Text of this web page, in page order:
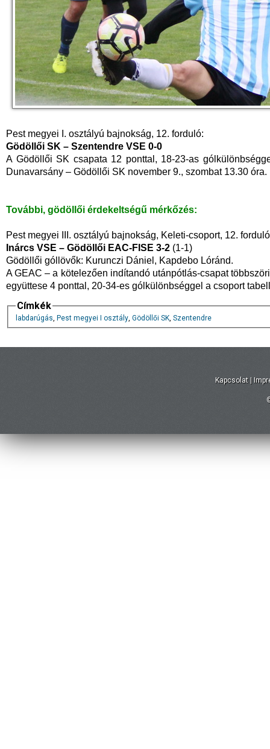
Pest megyei I. osztályú bajnokság, 12. forduló:
Gödöllői SK – Szentendre VSE 0-0
A Gödöllői SK csapata 12 ponttal, 18-23-as
Dunavarsány – Gödöllői SK november 9., szombat 13.30 óra.
További, gödöllői érdekeltségű mérkőzés:
Pest megyei III. osztályú bajnokság, Keleti-csoport, 12.
Inárcs VSE – Gödöllői EAC-FISE 3-2 (1-1)
Gödöllői góllövők: Kurunczi Dániel, Kapdebo Lóránd.
A GEAC – a kötelezően indítandó utánpótlás-csapat
együttese 4 ponttal, 20-34-es gólkülönbséggel a csoport
Címkék
labdarúgás, Pest megyei I osztály, Gödöllői SK, Szentendre
Kapcsolat |